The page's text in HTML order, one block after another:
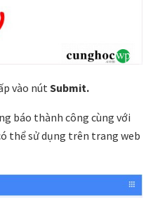
vào nútSubmit.
báo thành công cùng với
thể sử dụng trên trang web